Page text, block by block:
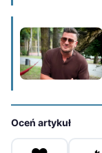
Oceń artykuł